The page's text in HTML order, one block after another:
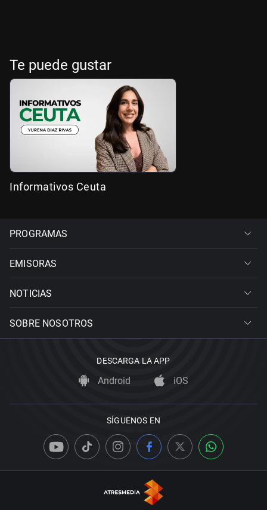
Te puede gustar
Informativos Ceuta
PROGRAMAS
EMISORAS
NOTICIAS
SOBRE NOSOTROS
DESCARGA LA APP
Android iOS
SÍGUENOS EN